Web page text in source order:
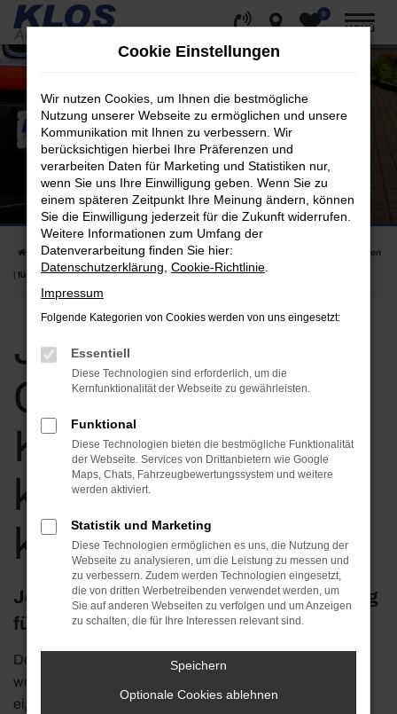
Zum
Hauptinhalt
springen
0
MENÜ
Startseite Koblenz Jeep Jeep Grand Cherokee in Koblenz günstig kaufen
| für Berlin kaufen
Jeep Grand
Cherokee in
Koblenz günstig
kaufen | für Berlin
kaufen
Jeep Grand Cherokee – die ideale Lösung
für Mobilität in Koblenz
Der Jeep Grand Cherokee passt immer. Insbesondere,
wenn es um Fahrten in Koblenz und Umgebung geht,
eignet sich dieses Fahrzeug perfekt. Vor allem in der
Cookie Einstellungen
Wir nutzen Cookies, um Ihnen die bestmögliche
Nutzung unserer Webseite zu ermöglichen und unsere
Kommunikation mit Ihnen zu verbessern. Wir
berücksichtigen hierbei Ihre Präferenzen und
verarbeiten Daten für Marketing und Statistiken nur,
wenn Sie uns Ihre Einwilligung geben. Wenn Sie zu
einem späteren Zeitpunkt Ihre Meinung ändern, können
Sie die Einwilligung jederzeit für die Zukunft widerrufen.
Weitere Informationen zum Umfang der
Datenverarbeitung finden Sie hier:
Datenschutzerklärung Cookie-Richtlinie
Impressum
Folgende Kategorien von Cookies werden von uns eingesetzt:
Essentiell
Diese Technologien sind erforderlich, um die
Kernfunktionalität der Webseite zu gewährleisten.
Funktional
Diese Technologien bieten die bestmögliche Funktionalität
der Webseite. Services von Drittanbietern wie Google
Maps, Chats, Fahrzeugbewertungssystem und weitere
werden aktiviert.
Statistik und Marketing
Diese Technologien ermöglichen es uns, die Nutzung der
Webseite zu analysieren, um die Leistung zu messen und
zu verbessern. Zudem werden Technologien eingesetzt,
die von dritten Werbetreibenden verwendet werden, um
Sie auf anderen Webseiten zu verfolgen und um Anzeigen
zu schalten, die für Ihre Interessen relevant sind.
Speichern
Optionale Cookies ablehnen